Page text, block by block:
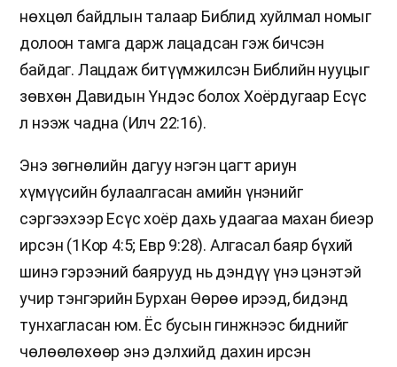
нөхцөл байдлын талаар Библид хуйлмал номыг
долоон тамга дарж лацадсан гэж бичсэн
байдаг. Лацдаж битүүмжилсэн Библийн нууцыг
зөвхөн Давидын Үндэс болох Хоёрдугаар Есүс
л нээж чадна (Илч 22:16).
Энэ зөгнөлийн дагуу нэгэн цагт ариун
хүмүүсийн булаалгасан амийн үнэнийг
сэргээхээр Есүс хоёр дахь удаагаа махан биеэр
ирсэн (1Кор 4:5; Евр 9:28). Алгасал баяр бүхий
шинэ гэрээний баярууд нь дэндүү үнэ цэнэтэй
учир тэнгэрийн Бурхан Өөрөө ирээд, бидэнд
тунхагласан юм. Ёс бусын гинжнээс биднийг
чөлөөлөхөөр энэ дэлхийд дахин ирсэн